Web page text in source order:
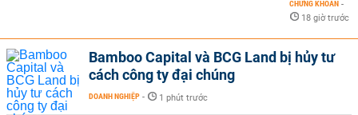
CHỨNG KHOÁN -
18 giờ trước
Bamboo Capital và BCG Land bị hủy tư
cách công ty đại chúng
DOANH NGHIỆP - 1 phút trước